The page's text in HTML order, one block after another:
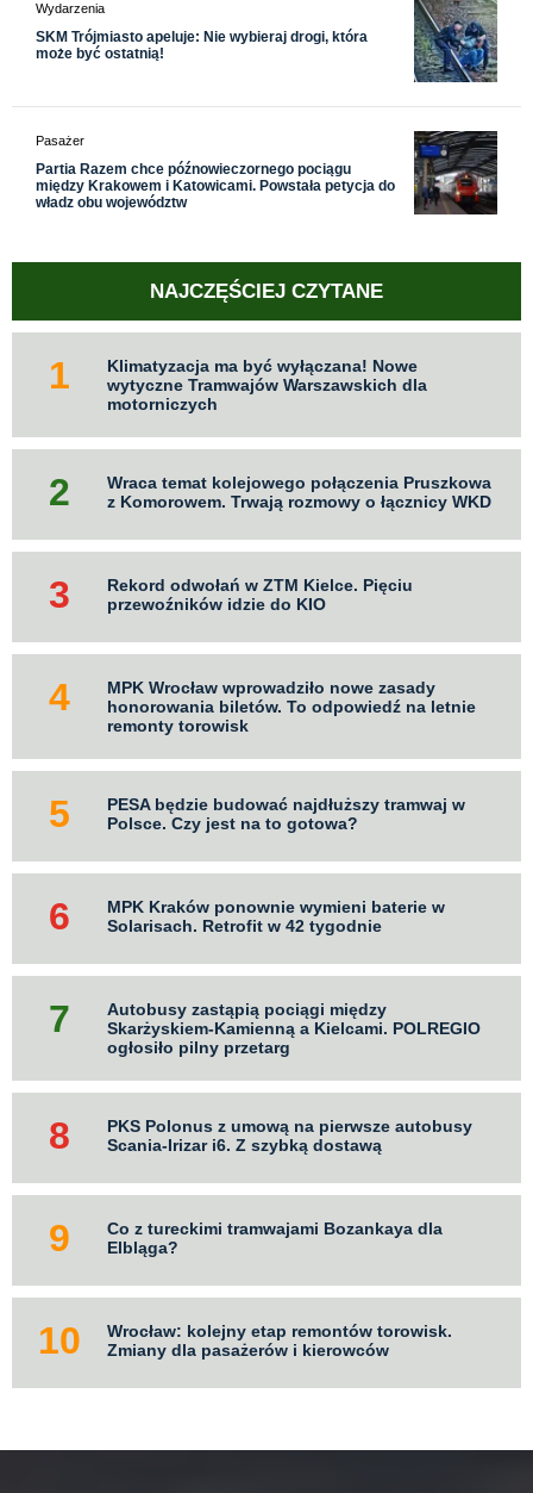
Wydarzenia
SKM Trójmiasto apeluje: Nie wybieraj drogi, która
może być ostatnią!
Pasażer
Partia Razem chce późnowieczornego pociągu
między Krakowem i Katowicami. Powstała petycja do
władz obu województw
NAJCZĘŚCIEJ CZYTANE
Klimatyzacja ma być wyłączana! Nowe
wytyczne Tramwajów Warszawskich dla
motorniczych
Wraca temat kolejowego połączenia Pruszkowa
z Komorowem. Trwają rozmowy o łącznicy WKD
Rekord odwołań w ZTM Kielce. Pięciu
przewoźników idzie do KIO
MPK Wrocław wprowadziło nowe zasady
honorowania biletów. To odpowiedź na letnie
remonty torowisk
PESA będzie budować najdłuższy tramwaj w
Polsce. Czy jest na to gotowa?
MPK Kraków ponownie wymieni baterie w
Solarisach. Retrofit w 42 tygodnie
Autobusy zastąpią pociągi między
Skarżyskiem-Kamienną a Kielcami. POLREGIO
ogłosiło pilny przetarg
PKS Polonus z umową na pierwsze autobusy
Scania-Irizar i6. Z szybką dostawą
Co z tureckimi tramwajami Bozankaya dla
Elbląga?
Wrocław: kolejny etap remontów torowisk.
Zmiany dla pasażerów i kierowców